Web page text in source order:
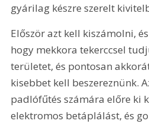
gyárilag készre szerelt
Először azt kell kiszámolni,
hogy mekkora tekerccsel
területet, és pontosan
kisebbet kell beszereznünk.
padlófűtés számára előre ki
elektromos betáplálást, és